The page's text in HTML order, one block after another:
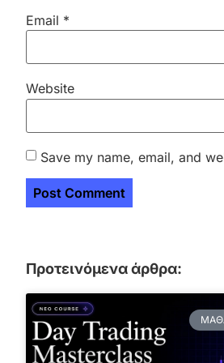
Email *
Website
Save my name, email, and
Προτεινόμενα άρθρα: